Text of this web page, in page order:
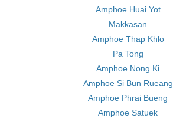
Amphoe Huai Yot
Makkasan
Amphoe Thap Khlo
Pa Tong
Amphoe Nong Ki
Amphoe Si Bun Rueang
Amphoe Phrai Bueng
Amphoe Satuek